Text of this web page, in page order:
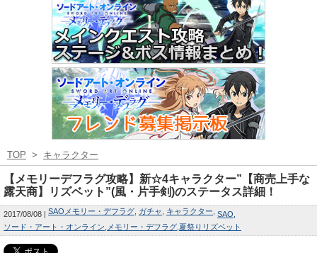
TOP > キャラクター
【メモリーデフラグ攻略】新☆4キャラクター”【商売上手な
露天商】リズベット”(風・片手剣)のステータス詳細！
2017/08/08 SAOメモリー・デフラグ ガチャ キャラクター SAO
ソード・アート・オンライン メモリー・デフラグ 夏祭りリズベット